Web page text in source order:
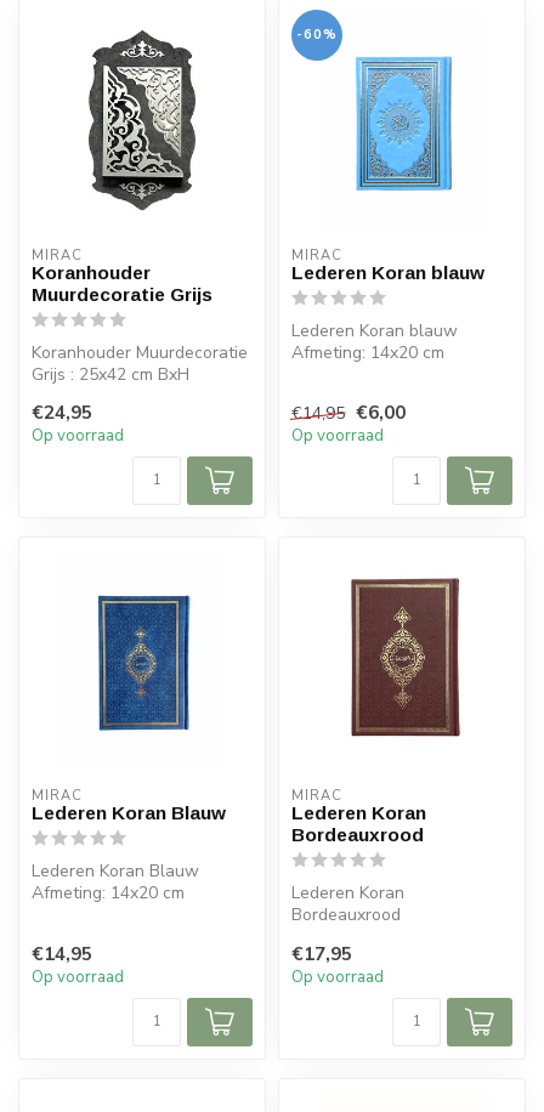
MIRAC
Koranhouder
Muurdecoratie Grijs
Koranhouder Muurdecoratie
Grijs : 25x42 cm BxH
een af...
€24,95
Op voorraad
-60%
MIRAC
Lederen Koran blauw
Lederen Koran blauw
Afmeting: 14x20 cm
€14,95 €6,00
Op voorraad
MIRAC
Lederen Koran Blauw
Lederen Koran Blauw
Afmeting: 14x20 cm
€14,95
Op voorraad
MIRAC
Lederen Koran
Bordeauxrood
Lederen Koran
Bordeauxrood
€17,95
Op voorraad